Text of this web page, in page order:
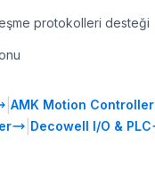
protokolleri desteği
AMK Motion Controller
Decowell I/O & PLC